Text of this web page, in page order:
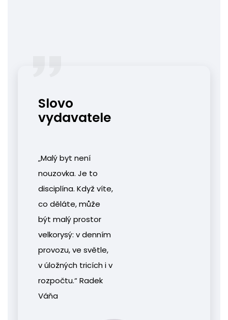
Slovo
vydavatele
„Malý byt není
nouzovka. Je to
disciplína. Když víte,
co děláte, může
být malý prostor
velkorysý: v denním
provozu, ve světle,
v úložných tricích i v
rozpočtu.“ Radek
Váňa